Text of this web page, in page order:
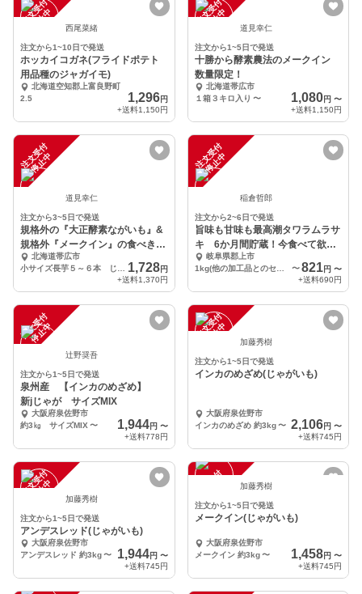
注
文
受
付
停
止
中 西尾菜緒
注文から1~10日で発送
ホッカイコガネ(フライドポテト
用品種のジャガイモ)
北海道空知郡上富良野町
2.5
1,296円
+送料1,150円
注
文
受
付
停
止
中 道見幸仁
注文から1~5日で発送
十勝から酵素農法のメークイン
数量限定！
北海道帯広市
１箱３キロ入り 〜 1,080円 〜
+送料1,150円
注
文
受
付
停
止
中
道見幸仁
注文から3~5日で発送
規格外の『大正酵素ながいも』&
規格外『メークイン』の食べきり
セット 約３キロ
北海道帯広市
1,728円
+送料1,370円
注
文
受
付
停
止
中
稲倉哲郎
注文から2~6日で発送
旨味も甘味も最高潮タワラムラサ
キ 6か月間貯蔵！今食べて欲し
い自然栽培ジャガイモ
岐阜県郡上市
1kg(他の加工品とのセットにおすすめ)
〜821円 〜
+送料690円
注
文
受
付
停
止
中
辻野奨吾
注文から1~5日で発送
泉州産 【インカのめざめ】
新jじゃが サイズMIX
大阪府泉佐野市
約3㎏ サイズMIX 〜 1,944円 〜
+送料778円
注
文
受
付
停
止
中 加藤秀樹
注文から1~5日で発送
インカのめざめ(じゃがいも)
大阪府泉佐野市
インカのめざめ 約3kg 〜 2,106円 〜
+送料745円
注
文
受
付
停
止
中 加藤秀樹
注文から1~5日で発送
アンデスレッド(じゃがいも)
大阪府泉佐野市
アンデスレッド 約3kg〜 1,944円 〜
+送料745円
注
文
受
付
停
止 加藤秀樹
注文から1~5日で発送
メークイン(じゃがいも)
大阪府泉佐野市
メークイン 約3kg 〜 1,458円 〜
+送料745円